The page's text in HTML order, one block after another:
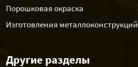
Порошковая окраска
Изготовления металлоконструкций
Другие разделы